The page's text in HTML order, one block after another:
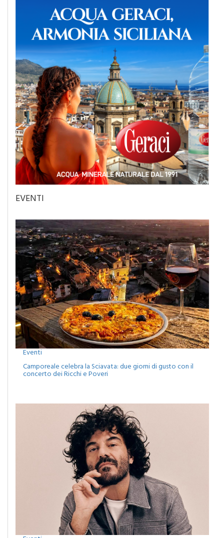
EVENTI
Eventi
Camporeale celebra la Sciavata: due giorni di gusto con il
concerto dei Ricchi e Poveri